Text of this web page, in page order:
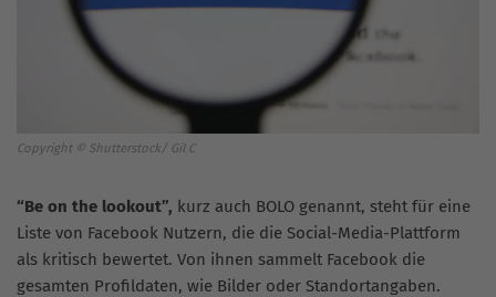
Copyright © Shutterstock/ Gil C
“Be on the lookout”, kurz auch BOLO genannt, steht für eine
Liste von Facebook Nutzern, die die Social-Media-Plattform
als kritisch bewertet. Von ihnen sammelt Facebook die
gesamten Profildaten, wie Bilder oder Standortangaben.